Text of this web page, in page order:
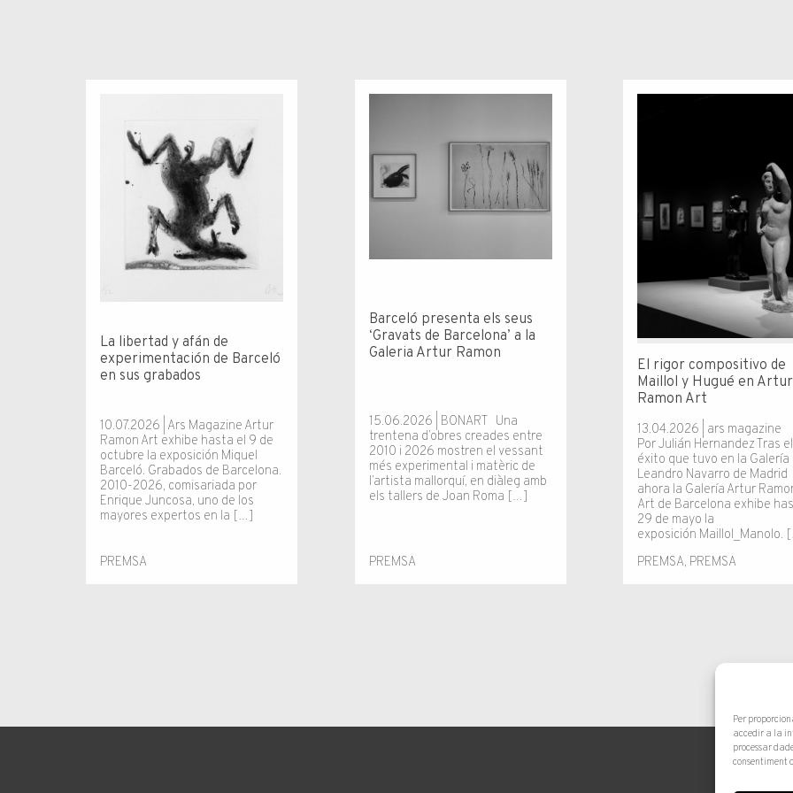
Per
accedir a la
processar
consentiment
PREMSA
La libertad y afán de
experimentación de Barceló
en sus grabados
10.07.2026 | Ars Magazine Artur
Ramon Art exhibe hasta el 9 de
octubre la exposición Miquel
Barceló. Grabados de Barcelona.
2010-2026, comisariada por
Enrique Juncosa, uno de los
mayores expertos en la […]
PREMSA
Barceló presenta els seus
‘Gravats de Barcelona’ a la
Galeria Artur Ramon
15.06.2026 | BONART Una
trentena d’obres creades entre
2010 i 2026 mostren el vessant
més experimental i matèric de
l’artista mallorquí, en diàleg amb
els tallers de Joan Roma […]
PREMSA, PREMSA
El rigor compositivo de
Maillol y Hugué en Artur
Ramon Art
13.04.2026 | ars magazine
Por Julián Hernandez Tras el
éxito que tuvo en la Galería
Leandro Navarro de Madrid
ahora la Galería Artur
Art de Barcelona exhibe
29 de mayo la
exposición Maillol_Manolo.